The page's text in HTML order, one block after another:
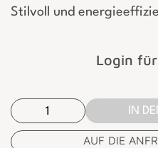
Stilvoll und
Login
IN
AUF DIE